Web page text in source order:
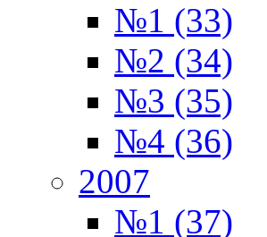
№1 (33)
№2 (34)
№3 (35)
№4 (36)
2007
№1 (37)